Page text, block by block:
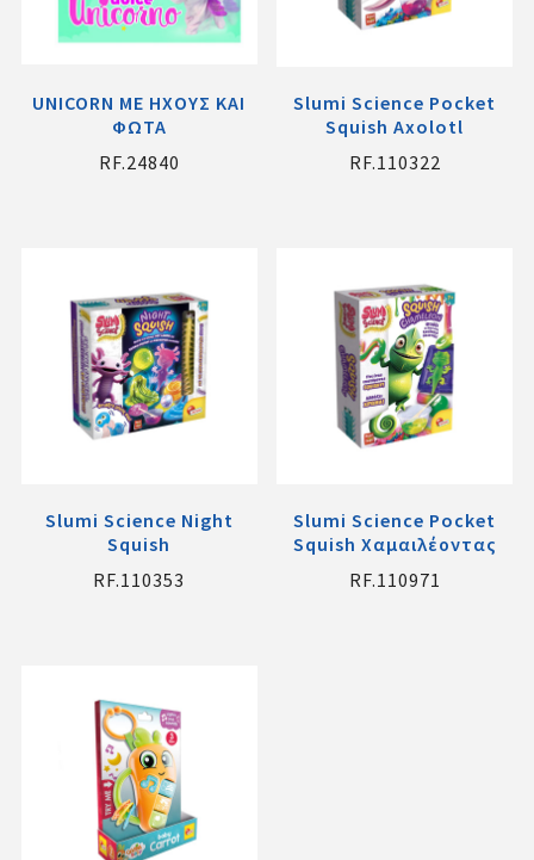
UNICORN ΜΕ ΗΧΟΥΣ ΚΑΙ
ΦΩΤΑ
RF.24840
Slumi Science Pocket
Squish Axolotl
RF.110322
Slumi Science Night
Squish
RF.110353
Slumi Science Pocket
Squish Χαμαιλέοντας
RF.110971